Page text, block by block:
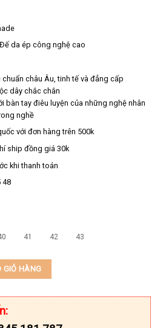
da ép công nghệ cao
châu Âu, tinh tế và đẳng cấp
dây chắc chắn
bàn tay điêu luyện của những nghệ nhân
nghề
với đơn hàng trên 500k
ship đồng giá 30k
khi thanh toán
48
41 42 43
KEEDO 1929 số lượng
GIỎ HÀNG